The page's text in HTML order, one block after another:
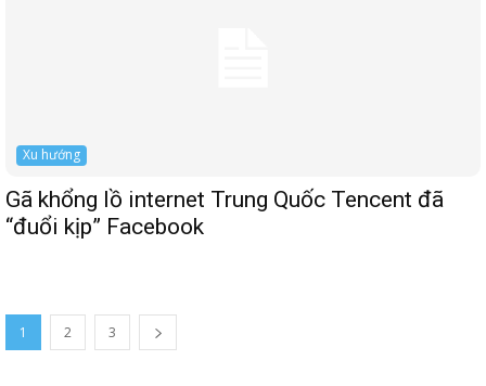
Xu hướng
Gã khổng lồ internet Trung Quốc Tencent đã
“đuổi kịp” Facebook
1 2 3